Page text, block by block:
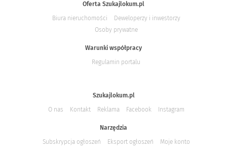
Oferta Szukajlokum.pl
Biura nieruchomości
Deweloperzy i inwestorzy
Osoby prywatne
Warunki współpracy
Regulamin portalu
Szukajlokum.pl
O nas
Kontakt Reklama Facebook Instagram
Narzędzia
Subskrypcja ogłoszeń
Eksport ogłoszeń Moje konto